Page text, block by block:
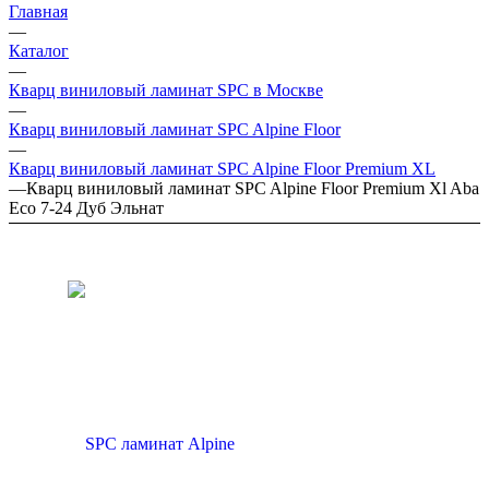
Главная
—
Каталог
—
Кварц виниловый ламинат SPC в Москве
—
Кварц виниловый ламинат SPC Alpine Floor
—
Кварц виниловый ламинат SPC Alpine Floor Premium XL
—Кварц виниловый ламинат SPC Alpine Floor Premium Xl Aba
Eco 7-24 Дуб Эльнат